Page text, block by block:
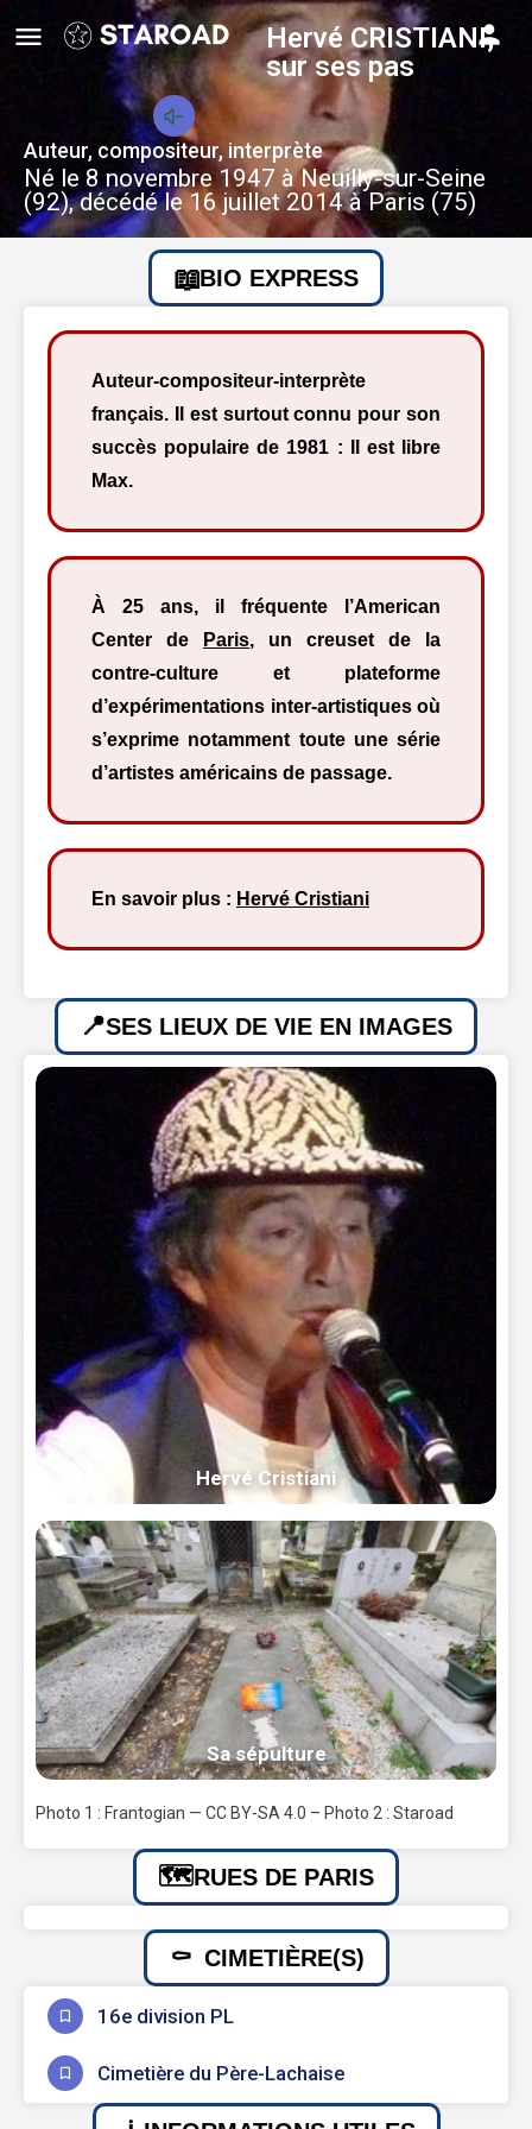
Hervé CRISTIANI,
sur ses pas
Auteur, compositeur, interprète
Né le 8 novembre 1947 à Neuilly-sur-Seine
(92), décédé le 16 juillet 2014 à Paris (75)
BIO EXPRESS
Auteur-compositeur-interprète
français. Il est surtout connu pour son
succès populaire de 1981 : Il est libre
Max.
À 25 ans, il fréquente l’American
Center de
Paris, un creuset de la
contre-culture et plateforme
d’expérimentations inter-artistiques où
s’exprime notamment toute une série
d’artistes américains de passage.
En savoir plus : Hervé Cristiani
SES LIEUX DE VIE EN IMAGES
Hervé Cristiani
Sa sépulture
Photo 1 : Frantogian — CC BY-SA 4.0 – Photo 2 : Staroad
RUES DE PARIS
CIMETIÈRE(S)
16e division PL
Cimetière du Père-Lachaise